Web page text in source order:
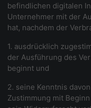
befindlichen digitalen
Unternehmer mit der
hat, nachdem der
1. ausdrücklich
der Ausführung des
beginnt und
2. seine Kenntnis
Zustimmung mit